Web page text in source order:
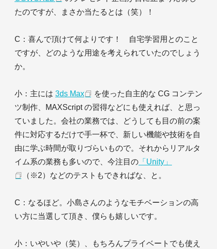
たのですが、まさか当たるとは（笑）！
C ：喜んで頂けて何よりです！ 自宅学習用とのこと
ですが、どのような用途を考えられていたのでしょう
か。
小 ：主には 3ds Max
を使った自主的な CG コンテン
ツ制作、MAXScript の習得などにも使えれば、と思っ
ていました。会社の業務では、どうしても目の前の案
件に対応するだけで手一杯で、新しい機能や技術を自
由に学ぶ時間が取りづらいもので。それからリアルタ
イム系の業務も多いので、今注目の 「Unity」
（※2）などのテストもできればな、と。
C ：なるほど。小島さんのようなモチベーションの高
い方に当選して頂き、僕らも嬉しいです。
小 ：いやいや（笑）、もちろんプライベートでも使え